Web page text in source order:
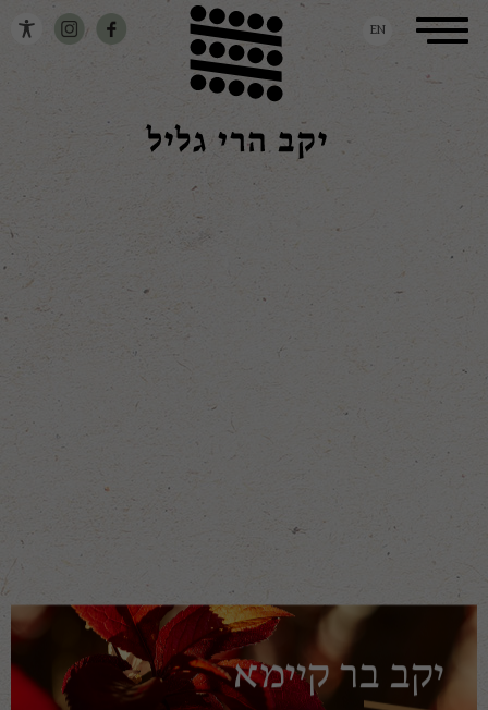
Toggle
navigation
EN
יקב בר קיימא